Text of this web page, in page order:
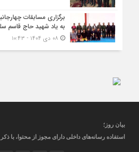
به یاد شهید حاج قاسم
بیان روز ؛
استفاده رسانه‌های داخلی دارای مجوز از محتوا، با ذکر